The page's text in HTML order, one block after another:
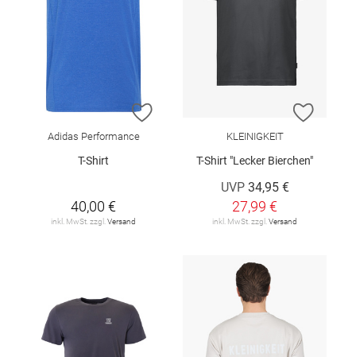
ZUR WUNSCHLISTE HINZUFÜGEN
Adidas Performance
T-Shirt
40,00 €
inkl. MwSt. zzgl. Versand
ZUR
KLEINIGKEIT
T-Shirt "Lecker Bierchen"
UVP 34,95 €
27,99 €
inkl. MwSt. zzgl. Versand